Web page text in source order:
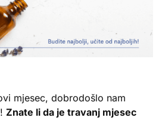
mjesec, dobrodošlo nam
Znate li da je travanj mjesec